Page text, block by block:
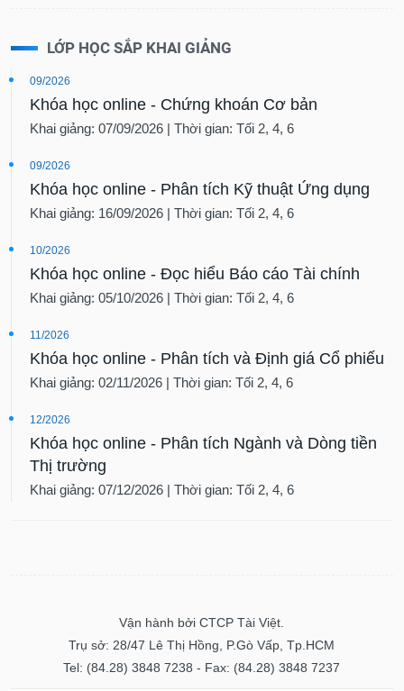
LỚP HỌC SẮP KHAI GIẢNG
09/2026
Khóa học online - Chứng khoán Cơ bản
Khai giảng: 07/09/2026 | Thời gian: Tối 2, 4, 6
09/2026
Khóa học online - Phân tích Kỹ thuật Ứng dụng
Khai giảng: 16/09/2026 | Thời gian: Tối 2, 4, 6
10/2026
Khóa học online - Đọc hiểu Báo cáo Tài chính
Khai giảng: 05/10/2026 | Thời gian: Tối 2, 4, 6
11/2026
Khóa học online - Phân tích và Định giá Cổ phiếu
Khai giảng: 02/11/2026 | Thời gian: Tối 2, 4, 6
12/2026
Khóa học online - Phân tích Ngành và Dòng tiền
Thị trường
Khai giảng: 07/12/2026 | Thời gian: Tối 2, 4, 6
Vận hành bởi CTCP Tài Việt.
Trụ sở: 28/47 Lê Thị Hồng, P.Gò Vấp, Tp.HCM
Tel: (84.28) 3848 7238 - Fax: (84.28) 3848 7237